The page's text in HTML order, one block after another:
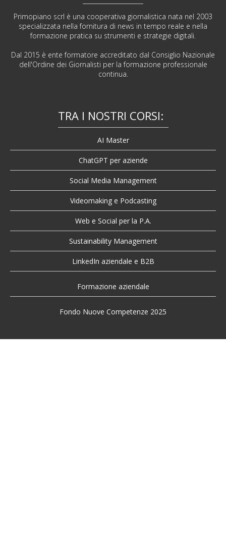
Primopiano scrl è una cooperativa giornalistica nata nel 2003
specializzata nella fornitura di news in tempo reale e nella
formazione pratica su strumenti e strategie digitali.
Dal 2015 è ente formatore accreditato dal Consiglio Nazionale
dell'Ordine dei Giornalisti per la formazione professionale
continua.
TRA I NOSTRI CORSI:
AI Master
ChatGPT per aziende
Social Media Management
Videomaking e Podcasting
Web e Social per la P.A.
Sustainability Management
LinkedIn aziendale e B2B
Formazione aziendale
Fondo Nuove Competenze 2025